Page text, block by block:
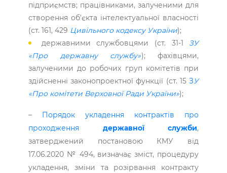
підприємств; працівниками, залученими для
створення об’єкта інтелектуальної власності
(ст. 161, 429 Цивільного кодексу України);
державними службовцями (ст. 31-1 ЗУ
«Про державну службу»); фахівцями,
залученими до робочих груп комітетів при
здійсненні законопроектної функції (ст. 15ЗУ
«Про комітети Верховної Ради України»);
–
Порядок укладення контрактів про
проходження державної служби,
затверджений постановою КМУ від
17.06.2020 № 494, визначає зміст, процедуру
укладення, зміни та розірвання контракту